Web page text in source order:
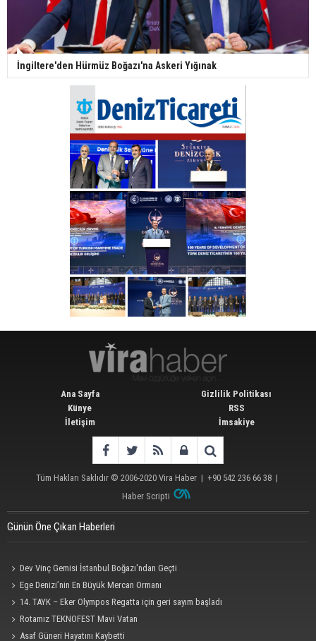
İngiltere'den Hürmüz Boğazı'na Askeri Yığınak
Ana Sayfa
Künye
İletişim
Gizlilik Politikası
RSS
İmsakiye
Tüm Hakları Saklıdır © 2006-2020 Vira Haber | +90 542 236 66 38 |
Haber Scripti
Günün Öne Çıkan Haberleri
Dev Vinç Gemisi İstanbul Boğazı'ndan Geçti
Ege Denizi’nin En Büyük Mercan Ormanı
14. TAYK – Eker Olympos Regatta için geri sayım başladı
Rotamız TEKNOFEST Mavi Vatan
Asaf Güneri Hayatını Kaybetti